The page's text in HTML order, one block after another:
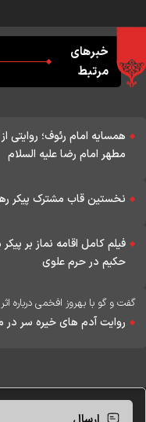
خبرهای
مرتبط
همسایه امام رئوف؛ روایتی
مطهر امام رضا علیه السلام
نخستین قاب مشترک پیکر
فیلم کامل اقامه نماز بر
حکیم در حرم علوی
گفت و گو با بهروز افخمی درباره
روایت آدم های خیره سر در